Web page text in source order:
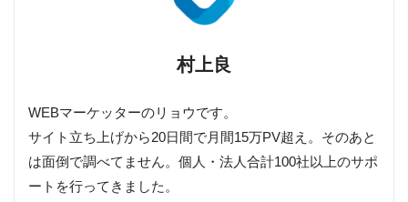
村上良
WEBマーケッターのリョウです。
サイト立ち上げから20日間で月間15万PV超え。そのあと
は面倒で調べてません。個人・法人合計100社以上のサポ
ートを行ってきました。